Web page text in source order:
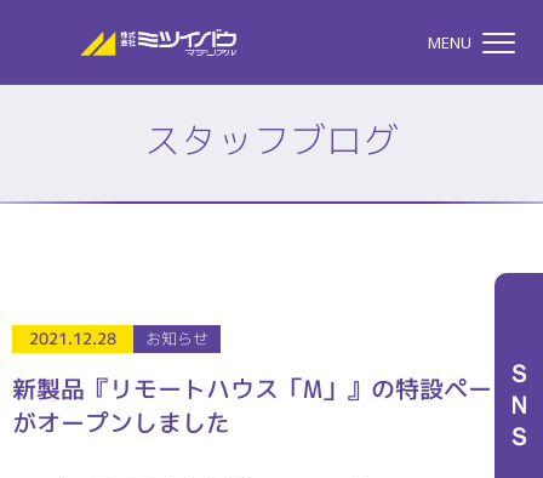
株式会社ミツイバウマテリア
MENU
私たちのこと
事業案内 ＳＮＳ
スタッフブログ
2021.12.28 お知らせ
新製品『リモートハウス「M」』の特設ページ
がオープンしました